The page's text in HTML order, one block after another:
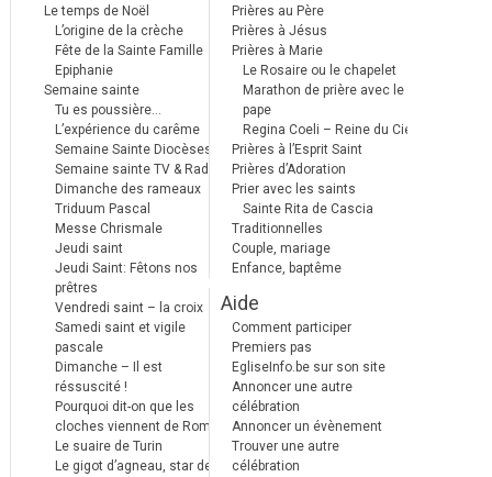
Le temps de Noël
L’origine de la crèche
Fête de la Sainte Famille
Epiphanie
Semaine sainte
Tu es poussière…
L’expérience du carême
Semaine Sainte Diocèses
Semaine sainte TV & Radio
Dimanche des rameaux
Triduum Pascal
Messe Chrismale
Jeudi saint
Jeudi Saint: Fêtons nos
prêtres
Vendredi saint – la croix
Samedi saint et vigile
pascale
Dimanche – Il est
réssuscité !
Pourquoi dit-on que les
cloches viennent de Rome ?
Le suaire de Turin
Le gigot d’agneau, star des
Prières au Père
Prières à Jésus
Prières à Marie
Le Rosaire ou le chapelet
Marathon de prière avec le
pape
Regina Coeli – Reine du Ciel
Prières à l’Esprit Saint
Prières d’Adoration
Prier avec les saints
Sainte Rita de Cascia
Traditionnelles
Couple, mariage
Enfance, baptême
Aide
Comment participer
Premiers pas
EgliseInfo.be sur son site
Annoncer une autre
célébration
Annoncer un évènement
Trouver une autre
célébration